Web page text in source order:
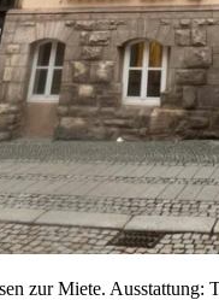
zur Miete. Ausstattung: